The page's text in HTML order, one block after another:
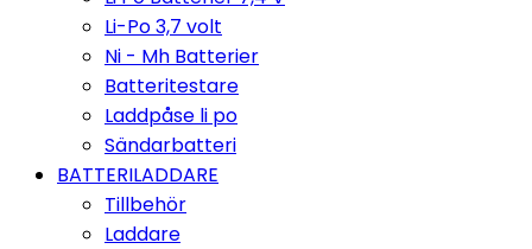
Li-Po 3,7 volt
Ni - Mh Batterier
Batteritestare
Laddpåse li po
Sändarbatteri
BATTERILADDARE
Tillbehör
Laddare